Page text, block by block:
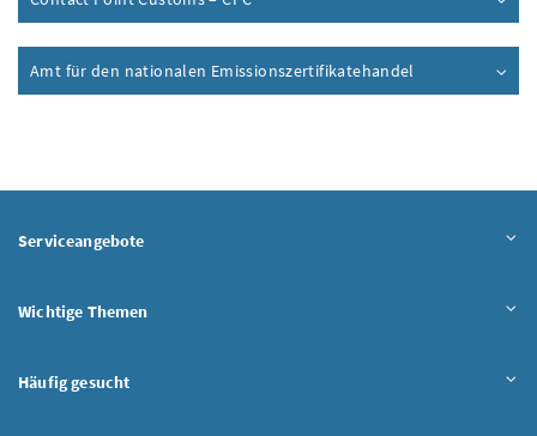
Amt für den nationalen Emissionszertifikatehandel
Serviceangebote
Wichtige Themen
Häufig gesucht